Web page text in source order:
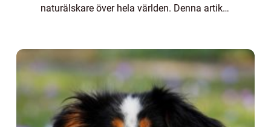
naturälskare över hela världen. Denna artikel